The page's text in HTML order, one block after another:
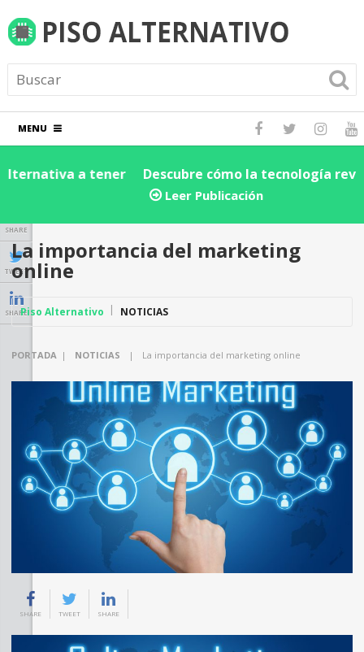
MENU
Descubre cómo la tecnología revoluciona la cadena
de suministro y logística: ¡Impulsa la eficiencia de tu
SHARE
TWEET
SHARE
La importancia del marketing
online
Piso Alternativo NOTICIAS
PORTADA | NOTICIAS | La importancia del marketing online
SHARE TWEET SHARE